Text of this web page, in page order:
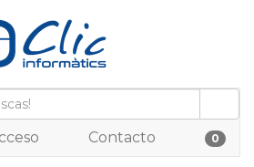
Contacto 0